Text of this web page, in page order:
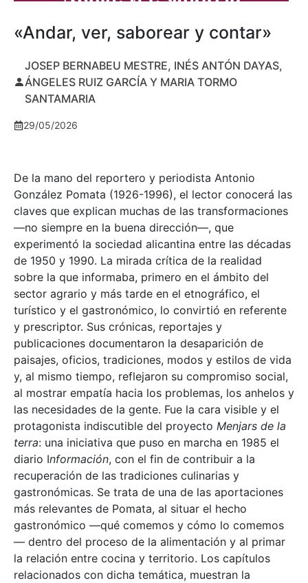
«Andar, ver, saborear y contar»
JOSEP BERNABEU MESTRE, INÉS ANTÓN DAYAS,
ÁNGELES RUIZ GARCÍA Y MARIA TORMO
SANTAMARIA
29/05/2026
De la mano del reportero y periodista Antonio
González Pomata (1926-1996), el lector conocerá las
claves que explican muchas de las transformaciones
—no siempre en la buena dirección—, que
experimentó la sociedad alicantina entre las décadas
de 1950 y 1990. La mirada crítica de la realidad
sobre la que informaba, primero en el ámbito del
sector agrario y más tarde en el etnográfico, el
turístico y el gastronómico, lo convirtió en referente
y prescriptor. Sus crónicas, reportajes y
publicaciones documentaron la desaparición de
paisajes, oficios, tradiciones, modos y estilos de vida
y, al mismo tiempo, reflejaron su compromiso social,
al mostrar empatía hacia los problemas, los anhelos y
las necesidades de la gente. Fue la cara visible y el
protagonista indiscutible del proyecto Menjars de la
terra: una iniciativa que puso en marcha en 1985 el
diario Información, con el fin de contribuir a la
recuperación de las tradiciones culinarias y
gastronómicas. Se trata de una de las aportaciones
más relevantes de Pomata, al situar el hecho
gastronómico —qué comemos y cómo lo comemos
— dentro del proceso de la alimentación y al primar
la relación entre cocina y territorio. Los capítulos
relacionados con dicha temática, muestran la